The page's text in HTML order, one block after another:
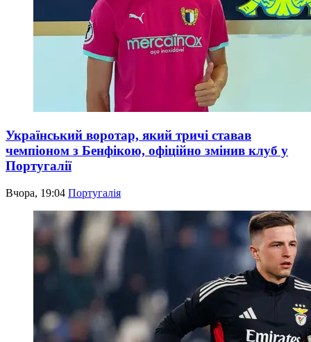
Український воротар, який тричі ставав
чемпіоном з Бенфікою, офіційно змінив клуб у
Португалії
Вчора, 19:04 Португалія